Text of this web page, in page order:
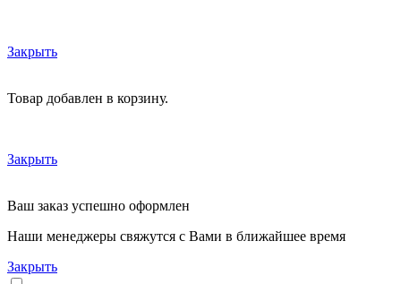
Закрыть
Товар добавлен в корзину.
Закрыть
Ваш заказ успешно оформлен
Наши менеджеры свяжутся с Вами в ближайшее время
Закрыть